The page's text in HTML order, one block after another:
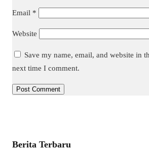
Email *
Website
Save my name, email, and website in
next time I comment.
Berita Terbaru